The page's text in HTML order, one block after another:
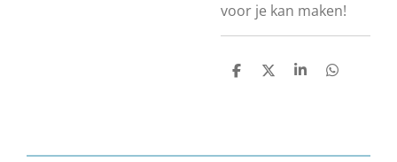
voor je kan maken!
D
D
S
D